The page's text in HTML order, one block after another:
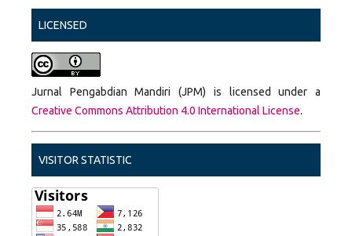
LICENSED
Jurnal Pengabdian Mandiri (JPM) is licensed under a
Creative Commons Attribution 4.0 International License.
VISITOR STATISTIC